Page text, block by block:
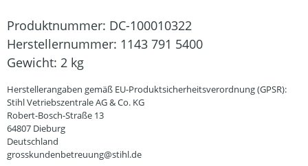
Produktnummer: DC-100010322
Herstellernummer: 1143 791 5400
Gewicht: 2 kg
Herstellerangaben gemäß EU-Produktsicherheitsverordnung (GPSR):
Stihl Vetriebszentrale AG & Co. KG
Robert-Bosch-Straße 13
64807 Dieburg
Deutschland
grosskundenbetreuung@stihl.de